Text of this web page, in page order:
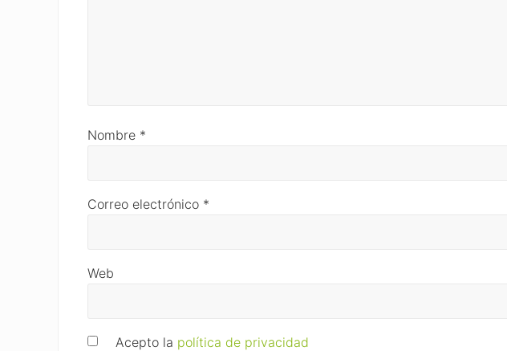
Nombre *
Correo electrónico *
Web
Acepto la política de privacidad